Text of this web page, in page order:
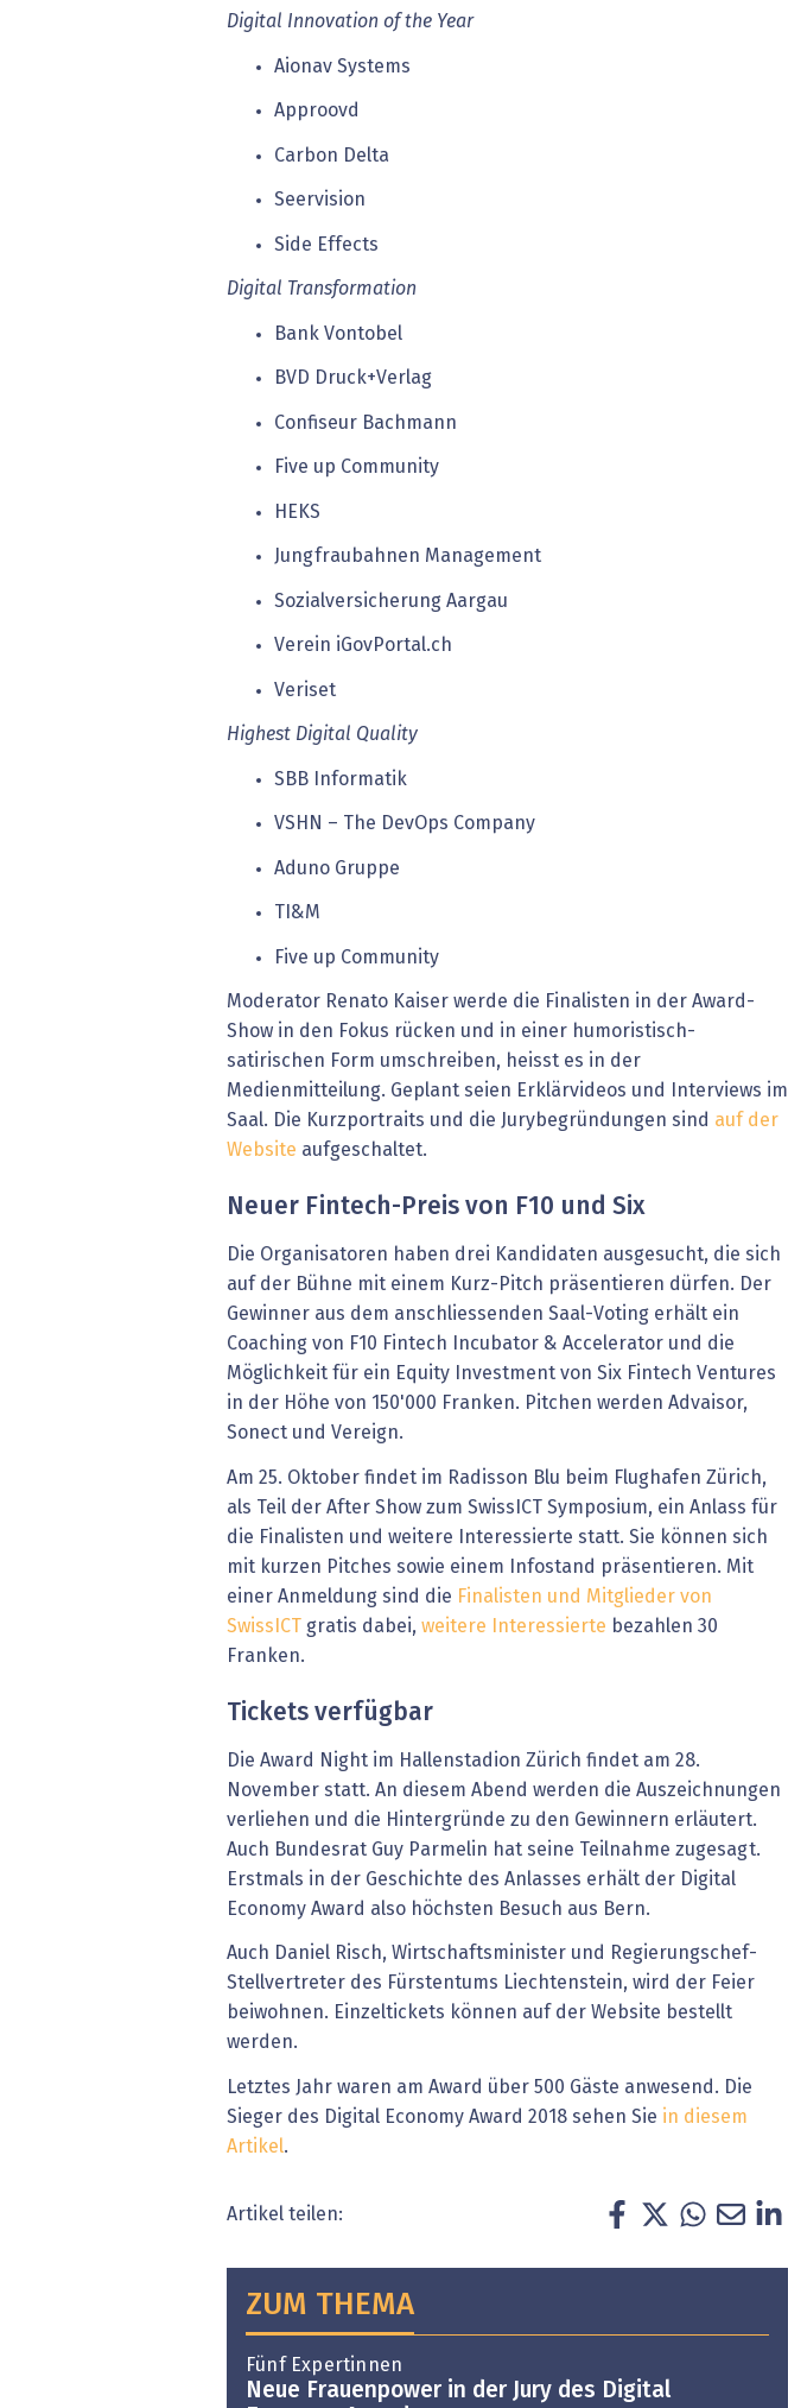
Digital Innovation of the Year
Aionav Systems
Approovd
Carbon Delta
Seervision
Side Effects
Digital Transformation
Bank Vontobel
BVD Druck+Verlag
Confiseur Bachmann
Five up Community
HEKS
Jungfraubahnen Management
Sozialversicherung Aargau
Verein iGovPortal.ch
Veriset
Highest Digital Quality
SBB Informatik
VSHN – The DevOps Company
Aduno Gruppe
TI&M
Five up Community
Moderator Renato Kaiser werde die Finalisten in der Award-
Show in den Fokus rücken und in einer humoristisch-
satirischen Form umschreiben, heisst es in der
Medienmitteilung. Geplant seien Erklärvideos und Interviews im
Saal. Die Kurzportraits und die Jurybegründungen sind auf der
Website aufgeschaltet.
Neuer Fintech-Preis von F10 und Six
Die Organisatoren haben drei Kandidaten ausgesucht, die sich
auf der Bühne mit einem Kurz-Pitch präsentieren dürfen. Der
Gewinner aus dem anschliessenden Saal-Voting erhält ein
Coaching von F10 Fintech Incubator & Accelerator und die
Möglichkeit für ein Equity Investment von Six Fintech Ventures
in der Höhe von 150'000 Franken. Pitchen werden Advaisor,
Sonect und Vereign.
Am 25. Oktober findet im Radisson Blu beim Flughafen Zürich,
als Teil der After Show zum SwissICT Symposium, ein Anlass für
die Finalisten und weitere Interessierte statt. Sie können sich
mit kurzen Pitches sowie einem Infostand präsentieren. Mit
einer Anmeldung sind die Finalisten und Mitglieder von
SwissICT gratis dabei, weitere Interessierte bezahlen 30
Franken.
Tickets verfügbar
Die Award Night im Hallenstadion Zürich findet am 28.
November statt. An diesem Abend werden die Auszeichnungen
verliehen und die Hintergründe zu den Gewinnern erläutert.
Auch Bundesrat Guy Parmelin hat seine Teilnahme zugesagt.
Erstmals in der Geschichte des Anlasses erhält der Digital
Economy Award also höchsten Besuch aus Bern.
Auch Daniel Risch, Wirtschaftsminister und Regierungschef-
Stellvertreter des Fürstentums Liechtenstein, wird der Feier
beiwohnen. Einzeltickets können auf der Website bestellt
werden.
Letztes Jahr waren am Award über 500 Gäste anwesend. Die
Sieger des Digital Economy Award 2018 sehen Sie in diesem
Artikel.
Artikel teilen:
ZUM THEMA
Fünf Expertinnen
Neue Frauenpower in der Jury des Digital